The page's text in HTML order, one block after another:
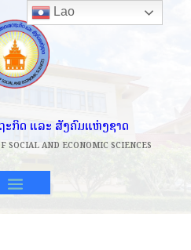
ະກິດ ແລະ ສັງຄົມແຫ່ງຊາດ
SOCIAL AND ECONOMIC SCIENCES
Lao